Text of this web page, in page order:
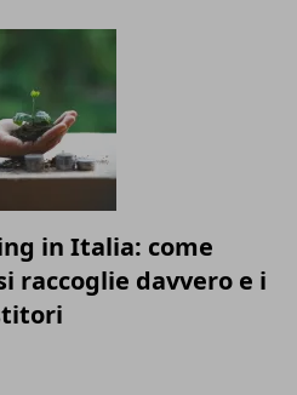
in Italia: come
raccoglie davvero e i